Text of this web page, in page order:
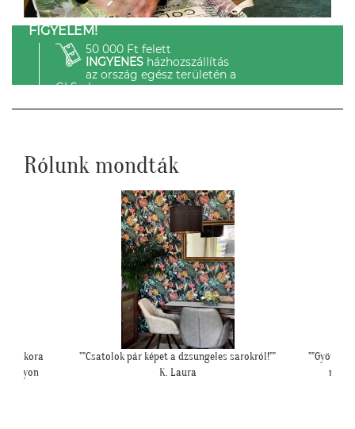
FIGYELEM!
50 000 Ft felett
INGYENESházhozszállítás
az ország egész területén a
GLS-el.
Rólunk mondták
ekkora
nagyon
""Csatolok pár képet a dzsungeles sarokról!""
K. Laura